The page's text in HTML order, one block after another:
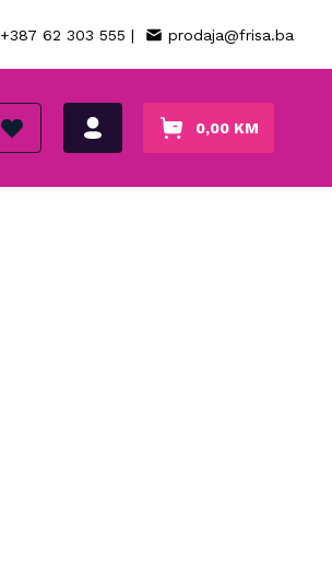
+387 62 303 555 | prodaja@frisa.ba
0,00 KM